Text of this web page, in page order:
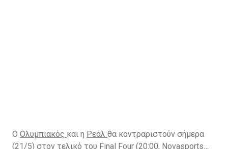
Ο Ολυμπιακός και η Ρεάλ θα κοντραριστούν σήμερα
(21/5) στον τελικό του Final Four (20:00, Novasports